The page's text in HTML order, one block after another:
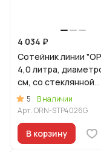
4 034 ₽
Сотейник линии
4,0 литра,
см, со стеклянной
крышкой
5
В наличии
Арт.ORN-STP4026G
В корзину